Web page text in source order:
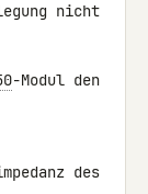
nicht
-Modul den
des